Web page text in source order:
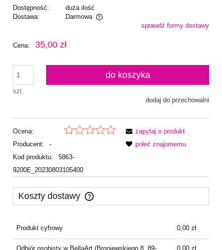
Dostępność:
duża ilość
Dostawa:
Darmowa
Cena nie zawiera ewentualnych kosztów płatnościsprawdź formy dostawy
Cena: 35,00 zł
szt.
do koszyka
dodaj do przechowalni
Ocena:
Producent:
-
Kod produktu:
5863-
9200E_20230803105400
zapytaj o produkt
poleć znajomemu
Koszty dostawy
Cena nie zawiera ewentualnych kosztów płatności
Produkt cyfrowy 0,00 zł
Odbiór osobisty w BellaArt(Broniewskiego 8, 89- 0,00 zł